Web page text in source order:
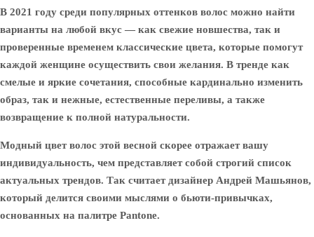
В 2021 году среди популярных оттенков волос можно найти
варианты на любой вкус — как свежие новшества, так и
проверенные временем классические цвета, которые помогут
каждой женщине осуществить свои желания. В тренде как
смелые и яркие сочетания, способные кардинально изменить
образ, так и нежные, естественные переливы, а также
возвращение к полной натуральности.
Модный цвет волос этой весной скорее отражает вашу
индивидуальность, чем представляет собой строгий список
актуальных трендов. Так считает дизайнер Андрей Машьянов,
который делится своими мыслями о бьюти-привычках,
основанных на палитре Pantone.